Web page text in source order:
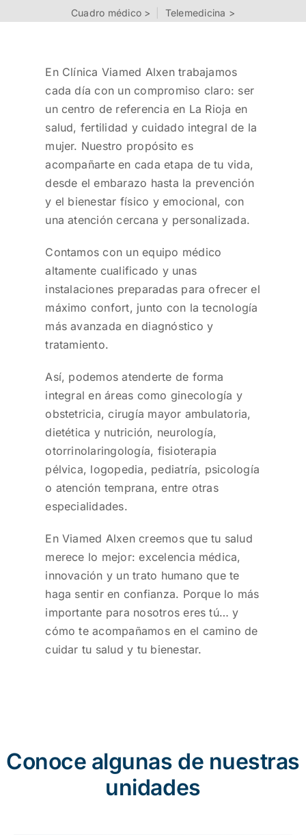
Cuadro médico > Telemedicina >
En Clínica Viamed Alxen trabajamos
cada día con un compromiso claro: ser
un centro de referencia en La Rioja en
salud, fertilidad y cuidado integral de la
mujer. Nuestro propósito es
acompañarte en cada etapa de tu vida,
desde el embarazo hasta la prevención
y el bienestar físico y emocional, con
una atención cercana y personalizada.
Contamos con un equipo médico
altamente cualificado y unas
instalaciones preparadas para ofrecer el
máximo confort, junto con la tecnología
más avanzada en diagnóstico y
tratamiento.
Así, podemos atenderte de forma
integral en áreas como ginecología y
obstetricia, cirugía mayor ambulatoria,
dietética y nutrición, neurología,
otorrinolaringología, fisioterapia
pélvica, logopedia, pediatría, psicología
o atención temprana, entre otras
especialidades.
En Viamed Alxen creemos que tu salud
merece lo mejor: excelencia médica,
innovación y un trato humano que te
haga sentir en confianza. Porque lo más
importante para nosotros eres tú… y
cómo te acompañamos en el camino de
cuidar tu salud y tu bienestar.
Conoce algunas de nuestras
unidades